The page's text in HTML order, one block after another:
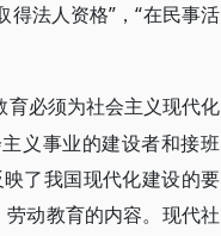
法人资格”，“在民事活
育必须为社会主义现代化
义事业的建设者和接班
了我国现代化建设的要
动教育的内容。现代社